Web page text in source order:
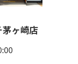
ヶ崎店